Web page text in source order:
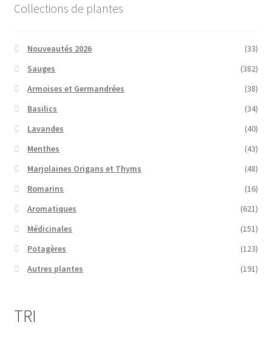
Collections de plantes
Nouveautés 2026
(33)
Sauges
(382)
Armoises et Germandrées
(38)
Basilics
(34)
Lavandes
(40)
Menthes
(43)
Marjolaines Origans et Thyms
(48)
Romarins
(16)
Aromatiques
(621)
Médicinales
(151)
Potagères
(123)
Autres plantes
(191)
TRI